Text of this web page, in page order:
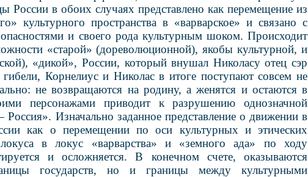
России в обоих случаях представлено как перемещение из
культурного пространства в «варварское» и связано с
и своего рода культурным шоком. Происходит
«старой» (дореволюционной), якобы культурной, и
«дикой», России, который внушал Николасу отец сэр
Корнелиус и Николас в итоге поступают совсем не
не возвращаются на родину, а женятся и остаются в
персонажами приводит к разрушению однозначной
Изначально заданное представление о движении в
как о перемещении по оси культурных и этических
в локус «варварства» и «земного ада» по ходу
и осложняется. В конечном счете, оказываются
государств, но и границы между культурными